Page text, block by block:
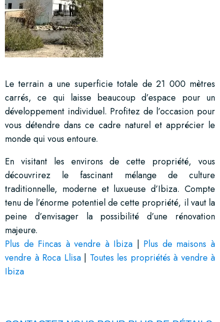
Le terrain a une superficie totale de 21 000 mètres
carrés, ce qui laisse beaucoup d’espace pour un
développement individuel. Profitez de l’occasion pour
vous détendre dans ce cadre naturel et apprécier le
monde qui vous entoure.
En visitant les environs de cette propriété, vous
découvrirez le fascinant mélange de culture
traditionnelle, moderne et luxueuse d’Ibiza. Compte
tenu de l’énorme potentiel de cette propriété, il vaut la
peine d’envisager la possibilité d’une rénovation
majeure.
Plus de Fincas à vendre à Ibiza | Plus de maisons à
vendre à Roca Llisa| Toutes les propriétés à vendre à
Ibiza